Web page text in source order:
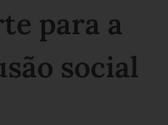
para a
social